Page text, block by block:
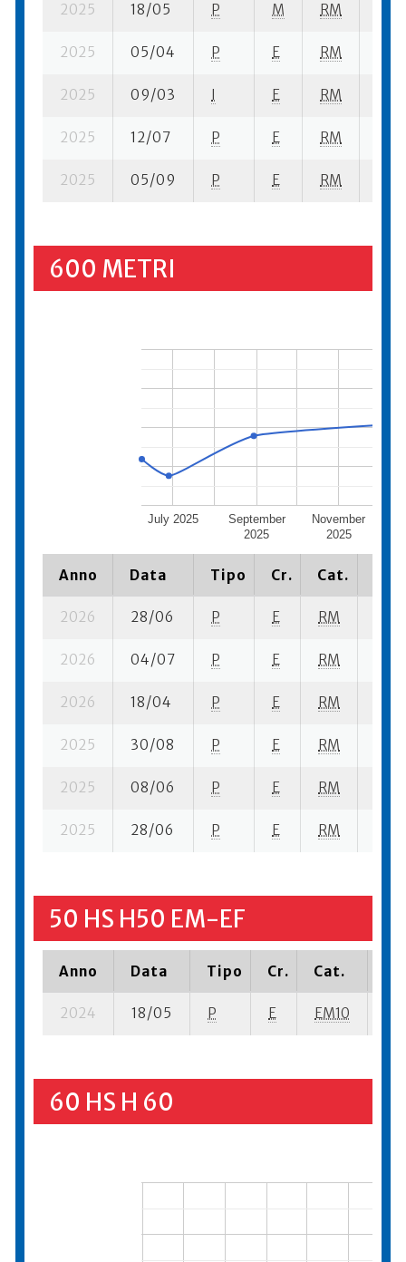
2025 18/05 P M RM
2025 05/04 P E RM
2025 09/03 I E RM
2025 12/07 P E RM
2025 05/09 P E RM
600 METRI
July 2025
September
2025
November
2025
Anno Data Tipo Cr. Cat.
2026 28/06 P E RM
2026 04/07 P E RM
2026 18/04 P E RM
2025 30/08 P E RM
2025 08/06 P E RM
2025 28/06 P E RM
50 HS H50 EM-EF
Anno Data Tipo Cr. Cat.
2024 18/05 P E EM10
60 HS H 60